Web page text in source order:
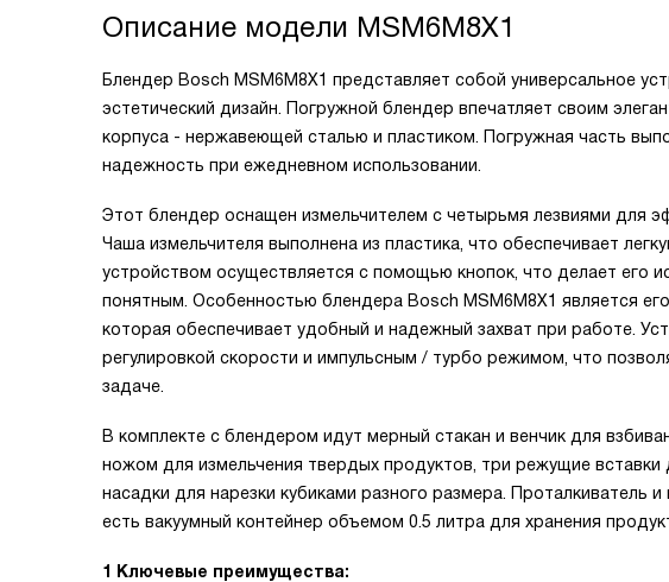
Описание модели MSM6M8X1
Блендер Bosch MSM6M8X1 представляет собой универсальное
эстетический дизайн. Погружной блендер впечатляет своим
корпуса - нержавеющей сталью и пластиком. Погружная часть
надежность при ежедневном использовании.
Этот блендер оснащен измельчителем с четырьмя лезвиями для
Чаша измельчителя выполнена из пластика, что обеспечивает
устройством осуществляется с помощью кнопок, что делает его
понятным. Особенностью блендера Bosch MSM6M8X1 является
которая обеспечивает удобный и надежный захват при работе.
регулировкой скорости и импульсным / турбо режимом, что
задаче.
В комплекте с блендером идут мерный стакан и венчик для
ножом для измельчения твердых продуктов, три режущие вставки
насадки для нарезки кубиками разного размера. Проталкиватель
есть вакуумный контейнер объемом 0.5 литра для хранения
1 Ключевые преимущества: